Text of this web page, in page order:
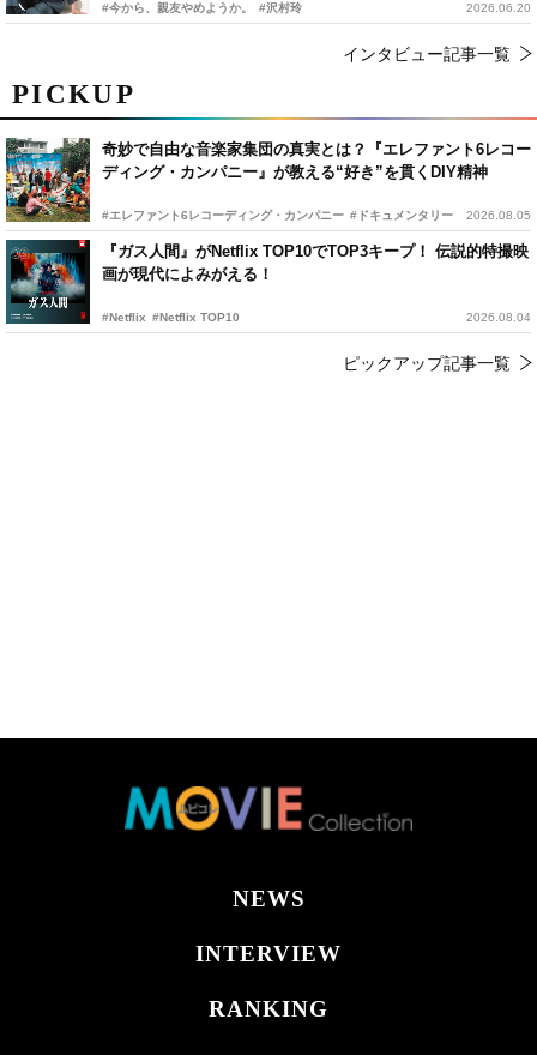
PICKUP
奇妙で自由な音楽家集団の真実とは？『エレファント6レコー
ディング・カンパニー』が教える“好き”を貫くDIY精神
#エレファント6レコーディング・カンパニー #ドキュメンタリー 2026.08.05
『ガス人間』がNetflix TOP10でTOP3キープ！ 伝説的特撮映
画が現代によみがえる！
#Netflix #Netflix TOP10 2026.08.04
ピックアップ記事一覧
#今から、親友やめようか。 #沢村玲 2026.06.20
インタビュー記事一覧
NEWS
INTERVIEW
RANKING